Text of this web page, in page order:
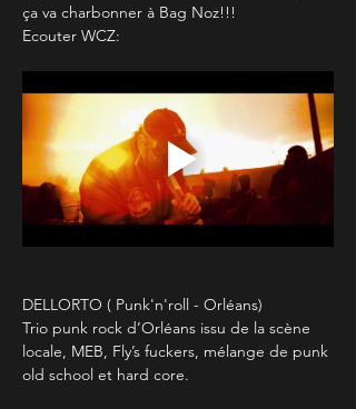
ça va charbonner à Bag Noz!!!
Ecouter WCZ:
DELLORTO ( Punk'n'roll - Orléans)
Trio punk rock d’Orléans issu de la scène
locale, MEB, Fly’s fuckers, mélange de punk
old school et hard core.